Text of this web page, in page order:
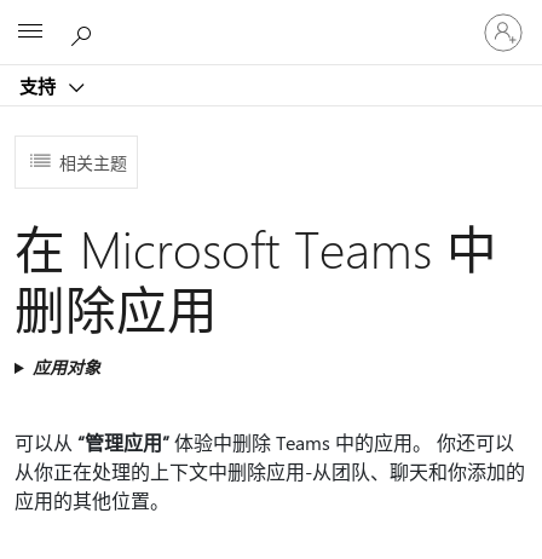
支持
请
登
录
相关主题
在 Microsoft Teams 中
删除应用
应用对象
可以从 “管理应用”体验中删除 Teams 中的应用。 你还可以
从你正在处理的上下文中删除应用-从团队、聊天和你添加的
应用的其他位置。